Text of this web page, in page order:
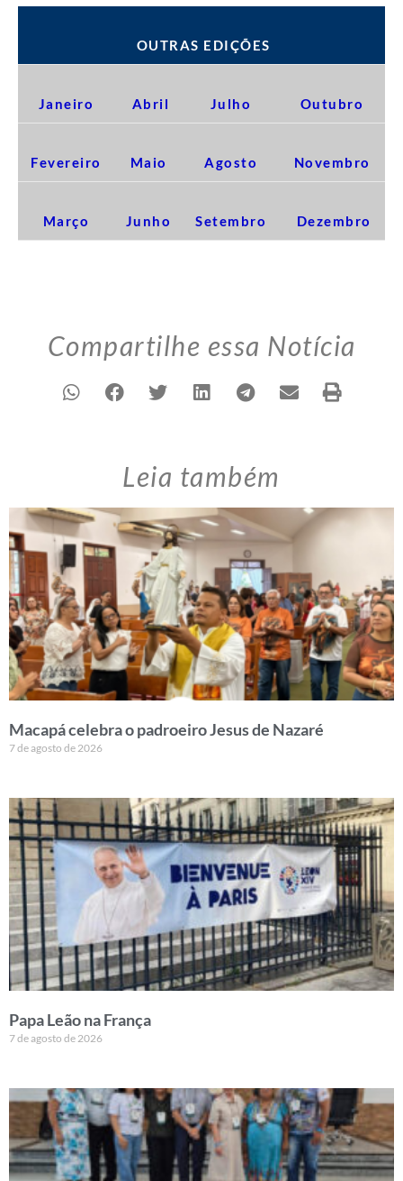
OUTRAS EDIÇÕES
Janeiro Abril Julho Outubro
Fevereiro Maio Agosto Novembro
Março Junho Setembro Dezembro
Compartilhe essa Notícia
Leia também
Macapá celebra o padroeiro Jesus de Nazaré
7 de agosto de 2026
Papa Leão na França
7 de agosto de 2026